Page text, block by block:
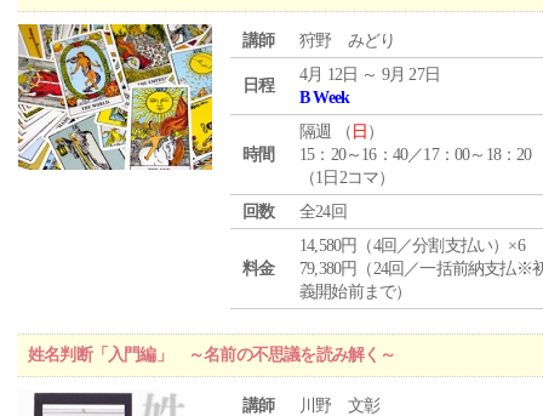
講師 狩野 みどり
日程
4月 12日 ～ 9月 27日
B Week
時間
隔週 （ 日 ）
15：20～16：40／17：00～18：20
（1日2コマ）
回数
全24回
料金
14,580円（4回／分割支払い）×6
79,380円（24回／一括前納支払※
義開始前まで）
姓名判断「入門編」 ～名前の不思議を読み解く～
講師 川野 文彰